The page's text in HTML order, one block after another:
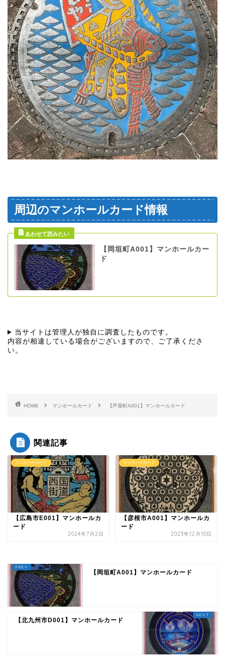
周辺のマンホールカード情報
【岡垣町A001】マンホールカー
ド
当サイトは管理人が独自に調査したものです。
内容が相違している場合がございますので、ご了承くださ
い。
HOME マンホールカード 【芦屋町A001】マンホールカード
関連記事
マンホールカード
【広島市E001】マンホールカ
ード
2024年7月2日
マンホールカード
【彦根市A001】マンホールカ
ード
2023年12月10日
【岡垣町A001】マンホールカード
【北九州市D001】マンホールカード